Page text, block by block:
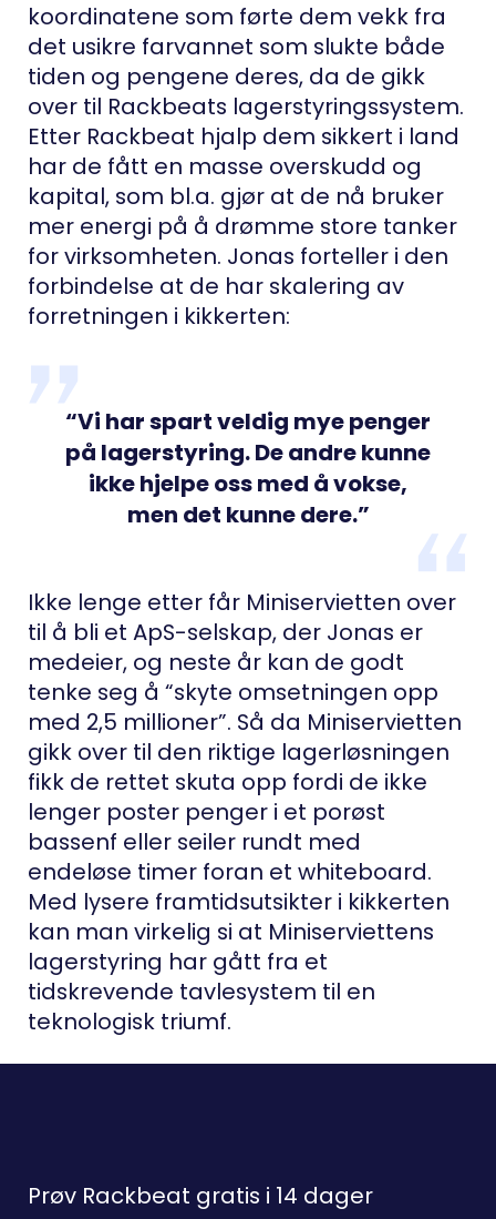
koordinatene som førte dem vekk fra
det usikre farvannet som slukte både
tiden og pengene deres, da de gikk
over til Rackbeats lagerstyringssystem.
Etter Rackbeat hjalp dem sikkert i land
har de fått en masse overskudd og
kapital, som bl.a. gjør at de nå bruker
mer energi på å drømme store tanker
for virksomheten. Jonas forteller i den
forbindelse at de har skalering av
forretningen i kikkerten:
“Vi har spart veldig mye penger
på lagerstyring. De andre kunne
ikke hjelpe oss med å vokse,
men det kunne dere.”
Ikke lenge etter får Miniservietten over
til å bli et ApS-selskap, der Jonas er
medeier, og neste år kan de godt
tenke seg å “skyte omsetningen opp
med 2,5 millioner”. Så da Miniservietten
gikk over til den riktige lagerløsningen
fikk de rettet skuta opp fordi de ikke
lenger poster penger i et porøst
bassenf eller seiler rundt med
endeløse timer foran et whiteboard.
Med lysere framtidsutsikter i kikkerten
kan man virkelig si at Miniserviettens
lagerstyring har gått fra et
tidskrevende tavlesystem til en
teknologisk triumf.
Prøv Rackbeat gratis i 14 dager